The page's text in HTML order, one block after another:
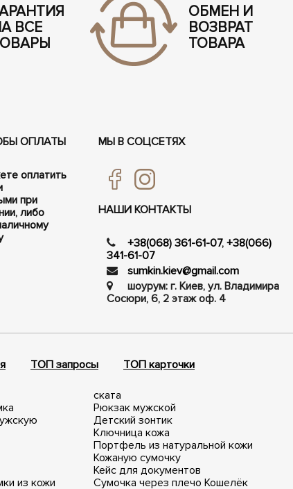
ВСЕ
ОБМЕН И
ВОЗВРАТ
ТОВАРА
ОПЛАТЫ
оплатить
при
либо
МЫ В СОЦСЕТЯХ
НАШИ КОНТАКТЫ
+38(068) 361-61-07, +38(066)
341-61-07
sumkin.kiev@gmail.com
шоурум: г. Киев, ул. Владимира
Сосюри, ​​6, 2 этаж оф. 4
ТОП запросы ТОП карточки
из кожи
ската
Рюкзак мужской
Детский зонтик
Ключница кожа
Портфель из натуральной кожи
Кожаную сумочку
Кейс для документов
Сумочка через плечо Кошелёк